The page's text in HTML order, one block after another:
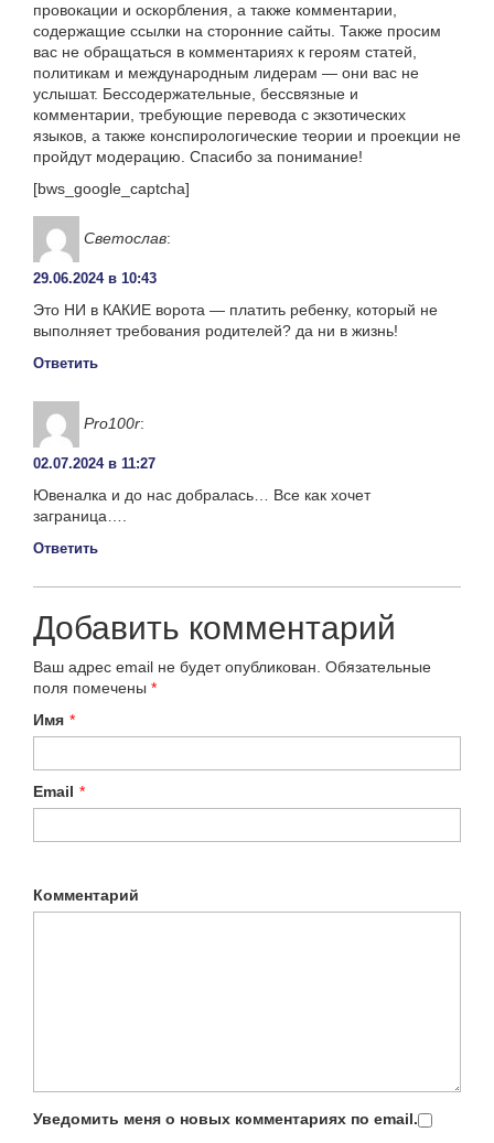
провокации и оскорбления, а также комментарии,
содержащие ссылки на сторонние сайты. Также просим
вас не обращаться в комментариях к героям статей,
политикам и международным лидерам — они вас не
услышат. Бессодержательные, бессвязные и
комментарии, требующие перевода с экзотических
языков, а также конспирологические теории и проекции не
пройдут модерацию. Спасибо за понимание!
[bws_google_captcha]
Светослав:
29.06.2024 в 10:43
Это НИ в КАКИЕ ворота — платить ребенку, который не
выполняет требования родителей? да ни в жизнь!
Ответить
Pro100r:
02.07.2024 в 11:27
Ювеналка и до нас добралась… Все как хочет
заграница….
Ответить
Добавить комментарий
Ваш адрес email не будет опубликован. Обязательные
поля помечены *
Имя *
Email *
Комментарий
Уведомить меня о новых комментариях по email.